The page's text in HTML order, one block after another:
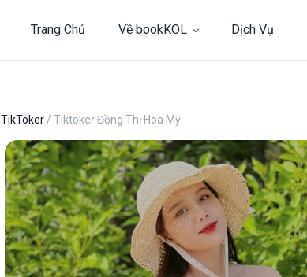
Trang Chủ Về bookKOL Dịch Vụ
TikToker / Tiktoker Đồng Thị Hoa Mỹ